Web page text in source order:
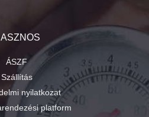
ÁSZF
Szállítás
nyilatkozat
platform